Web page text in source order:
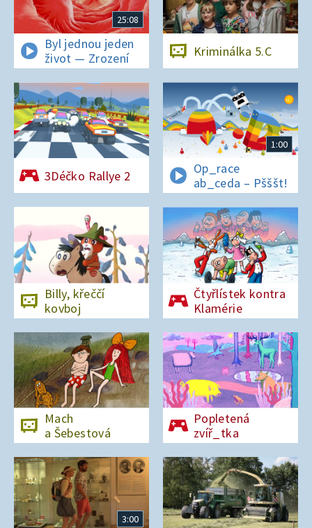
25:08
Byl jednou jeden
život — Zrození
Kriminálka 5.C
3Déčko Rallye 2
1:00
Op_race
ab_ceda – Pšššt!
Billy, křeččí
kovboj
Čtyřlístek kontra
Klamérie
Mach
a Šebestová
Popletená
zvíř_tka
3:00